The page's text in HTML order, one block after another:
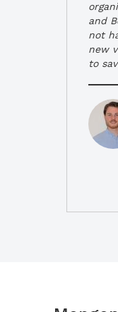
and
not
new
to